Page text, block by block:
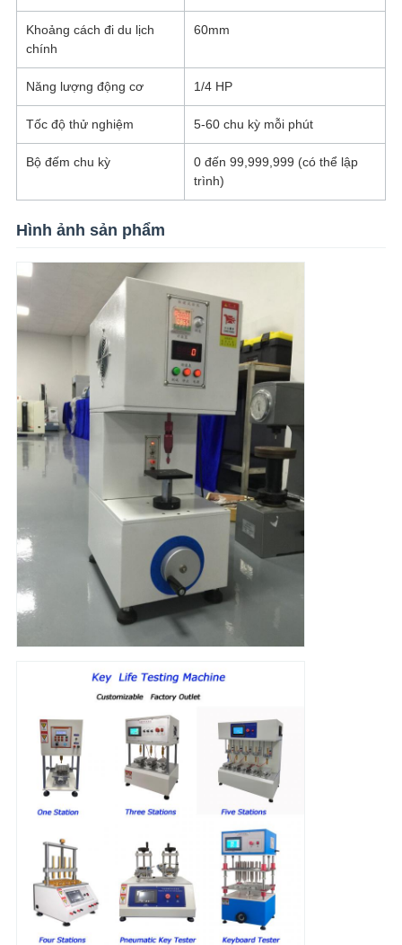
Khoảng cách đi du lịch
chính
60mm
Năng lượng động cơ 1/4 HP
Tốc độ thử nghiệm 5-60 chu kỳ mỗi phút
Bộ đếm chu kỳ
0 đến 99,999,999 (có thể lập
trình)
Hình ảnh sản phẩm